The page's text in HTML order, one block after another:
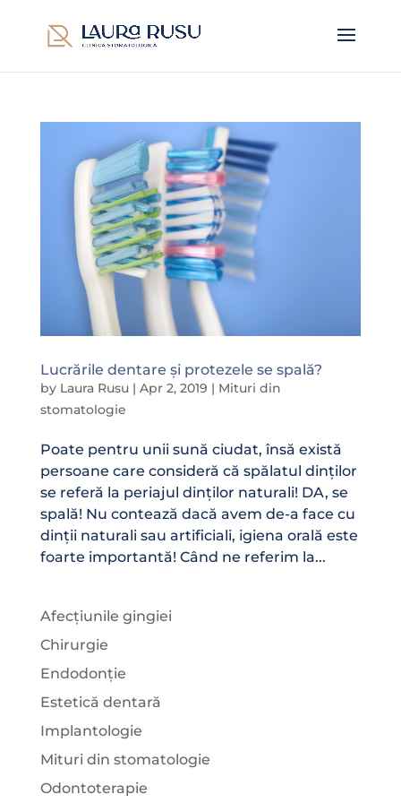
Lucrările dentare și protezele se spală?
by Laura Rusu| Apr 2, 2019 | Mituri din
stomatologie
Poate pentru unii sună ciudat, însă există
persoane care consideră că spălatul dinților
se referă la periajul dinților naturali! DA, se
spală! Nu contează dacă avem de-a face cu
dinții naturali sau artificiali, igiena orală este
foarte importantă! Când ne referim la...
Afecțiunile gingiei
Chirurgie
Endodonție
Estetică dentară
Implantologie
Mituri din stomatologie
Odontoterapie